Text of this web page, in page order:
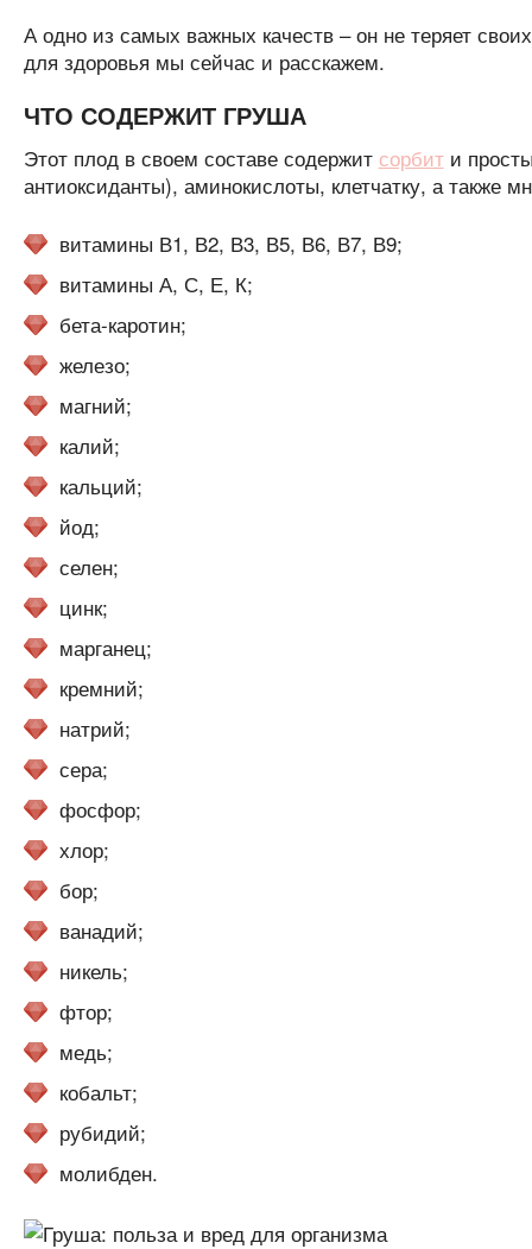
А одно из самых важных качеств – он не теряет
для здоровья мы сейчас и расскажем.
ЧТО СОДЕРЖИТ ГРУША
Этот плод в своем составе содержит сорбити
антиоксиданты), аминокислоты, клетчатку, а также
витамины В1, В2, В3, В5, В6, В7, В9;
витамины А, С, Е, К;
бета-каротин;
железо;
магний;
калий;
кальций;
йод;
селен;
цинк;
марганец;
кремний;
натрий;
сера;
фосфор;
хлор;
бор;
ванадий;
никель;
фтор;
медь;
кобальт;
рубидий;
молибден.